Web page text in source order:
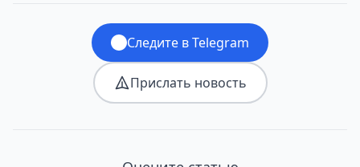
Следите в Telegram
Прислать новость